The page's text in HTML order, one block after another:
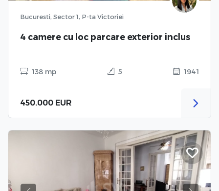
Bucuresti, Sector 1, P-ta Victoriei
4 camere cu loc parcare exterior inclus
138 mp 5 1941
450.000 EUR